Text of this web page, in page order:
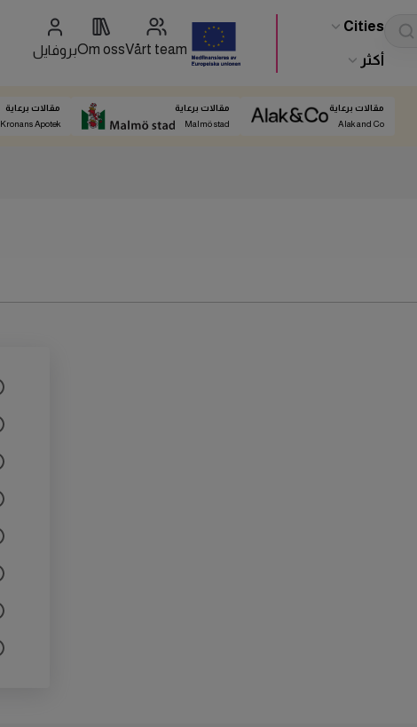
Cities
أكثر
Vårt team
Om ossبروفايل
مقالات برعاية
Alak and Co
مقالات برعاية
Malmö stad
مقالات برعاية
Kronans Apotek